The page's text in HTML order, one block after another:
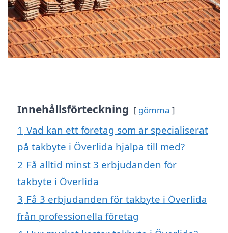
Innehållsförteckning gömma
1 Vad kan ett företag som är specialiserat
på takbyte i Överlida hjälpa till med?
2 Få alltid minst 3 erbjudanden för
takbyte i Överlida
3 Få 3 erbjudanden för takbyte i Överlida
från professionella företag